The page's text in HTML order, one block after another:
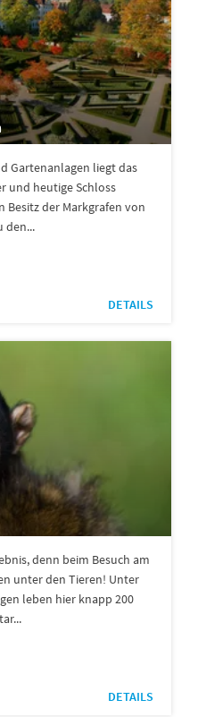
Gartenanlagen liegt das
und heutige Schloss
Besitz der Markgrafen von
den...
DETAILS
denn beim Besuch am
unter den Tieren! Unter
leben hier knapp 200
DETAILS